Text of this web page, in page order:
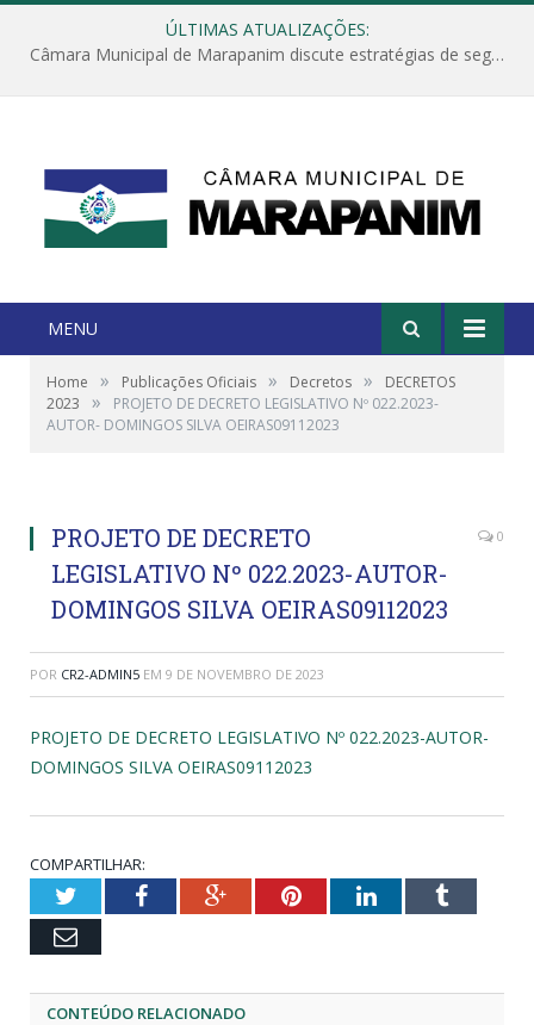
ÚLTIMAS ATUALIZAÇÕES:
Câmara Municipal de Marapanim discute estratégias de segurança com autoridades e poder executivo
MENU
Home » Publicações Oficiais » Decretos »
DECRETOS
2023
»
PROJETO DE DECRETO LEGISLATIVO Nº 022.2023-
AUTOR- DOMINGOS SILVA OEIRAS09112023
PROJETO DE DECRETO
LEGISLATIVO Nº 022.2023-AUTOR-
DOMINGOS SILVA OEIRAS09112023
0
POR CR2-ADMIN5 EM 9 DE NOVEMBRO DE 2023
PROJETO DE DECRETO LEGISLATIVO Nº 022.2023-AUTOR-
DOMINGOS SILVA OEIRAS09112023
COMPARTILHAR:
TwitterFacebookGoogle+PinterestLinkedInTumblr
Email
CONTEÚDO RELACIONADO